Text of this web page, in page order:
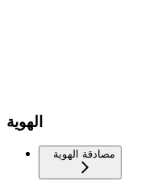
الهوية
مصادقة الهوية